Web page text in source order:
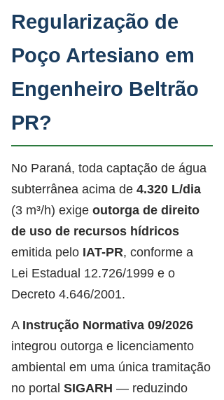
Regularização de
Poço Artesiano em
Engenheiro Beltrão
PR?
No Paraná, toda captação de água
subterrânea acima de 4.320 L/dia
(3 m³/h) exige outorga de direito
de uso de recursos hídricos
emitida pelo IAT-PR, conforme a
Lei Estadual 12.726/1999 e o
Decreto 4.646/2001.
A Instrução Normativa 09/2026
integrou outorga e licenciamento
ambiental em uma única tramitação
no portal SIGARH — reduzindo